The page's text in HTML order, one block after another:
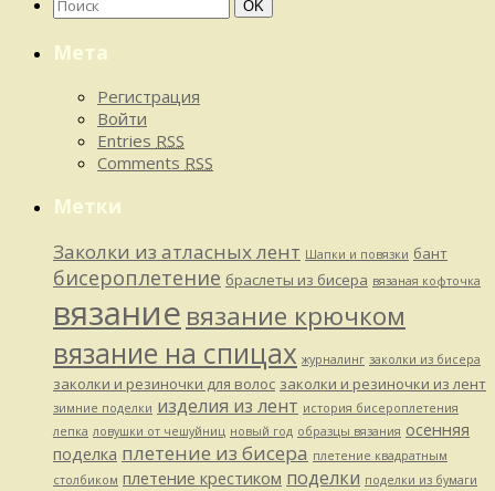
Поиск
OK
Мета
Регистрация
Войти
Entries RSS
Comments RSS
Метки
Заколки из атласных лент Шапки и повязки бант
бисероплетение браслеты из бисера вязаная кофточка
вязание вязание крючком
вязание на спицах журналинг заколки из бисера
заколки и резиночки для волос заколки и резиночки из лент
зимние поделки изделия из лент история бисероплетения
лепка ловушки от чешуйниц новый год образцы вязания осенняя
поделка плетение из бисера плетение квадратным
столбиком плетение крестиком поделки поделки из бумаги